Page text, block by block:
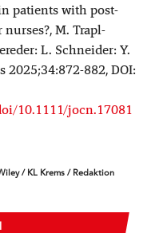
patients with post-
M. Trapl-
L. Schneider: Y.
2025;34:872-882, DOI:
10.1111/jocn.17081
/ KL Krems / Redaktion